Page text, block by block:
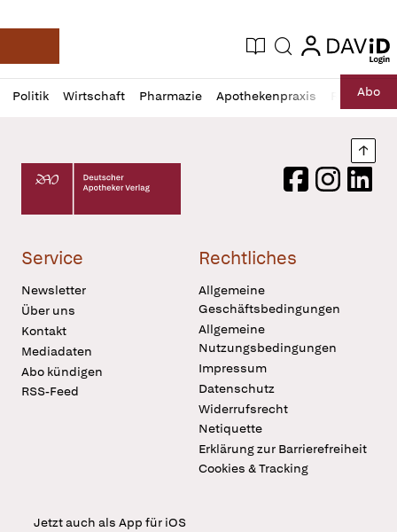
Deutsche Apotheker Zeitung
Aktuelle Ausgabe
Suche login
login
Politik Wirtschaft Pharmazie Apothekenpraxis RechtAbo
Profil
öffnen
Daz
Pur
Deutscher Apotheker Verlag Logo
FacebookInstagram
Service
Newsletter
Über uns
Kontakt
Mediadaten
Abo kündigen
RSS-Feed
Rechtliches
Allgemeine
Geschäftsbedingungen
Allgemeine
Nutzungsbedingungen
Impressum
Datenschutz
Widerrufsrecht
Netiquette
Erklärung zur Barrierefreiheit
Cookies & Tracking
Jetzt auch als App für iOS